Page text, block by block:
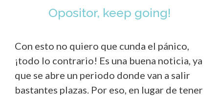
Opositor, keep going!
Con esto no quiero que cunda el pánico,
¡todo lo contrario! Es una buena noticia, ya
que se abre un periodo donde van a salir
bastantes plazas. Por eso, en lugar de tener